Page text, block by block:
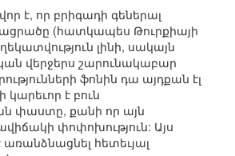
է, որ բրիգադի գեներալ
(հատկապես Թուրքիայի
լինի, սակայն
վերջերս շարունակաբար
ֆոնին դա այդքան էլ
կարեւոր է բուն
փաստը, քանի որ այն
փոփոխություն: Այս
հետեւյալ